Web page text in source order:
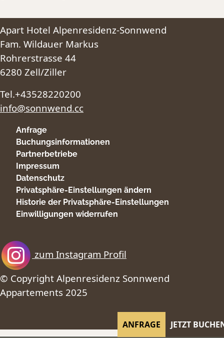
ANFRAGE JETZT
Apart Hotel Alpenresidenz-Sonnwend
Fam. Wildauer Markus
Rohrerstrasse 44
6280 Zell/Ziller
Tel.+43528220200
info@sonnwend.cc
Anfrage
Buchungsinformationen
Partnerbetriebe
Impressum
Datenschutz
Privatsphäre-Einstellungen ändern
Historie der Privatsphäre-Einstellungen
Einwilligungen widerrufen
zum Instagram Profil
© Copyright Alpenresidenz Sonnwend
Appartements 2025